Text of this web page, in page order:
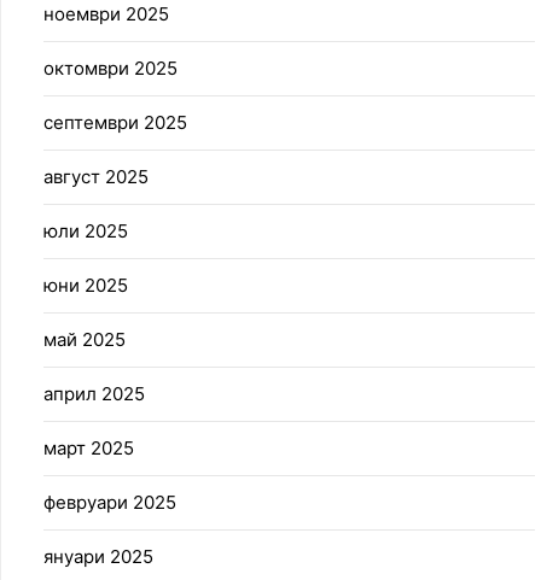
ноември 2025
октомври 2025
септември 2025
август 2025
юли 2025
юни 2025
май 2025
април 2025
март 2025
февруари 2025
януари 2025